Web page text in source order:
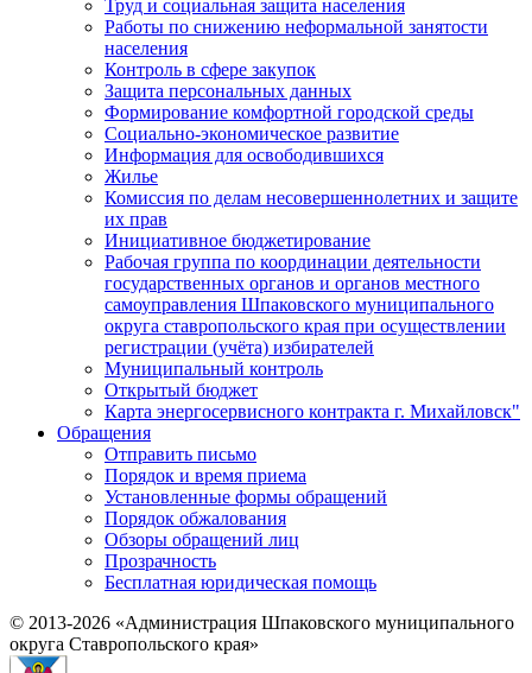
Труд и социальная защита населения
Работы по снижению неформальной занятости
населения
Контроль в сфере закупок
Защита персональных данных
Формирование комфортной городской среды
Социально-экономическое развитие
Информация для освободившихся
Жилье
Комиссия по делам несовершеннолетних и защите
их прав
Инициативное бюджетирование
Рабочая группа по координации деятельности
государственных органов и органов местного
самоуправления Шпаковского муниципального
округа ставропольского края при осуществлении
регистрации (учёта) избирателей
Муниципальный контроль
Открытый бюджет
Карта энергосервисного контракта г. Михайловск"
Обращения
Отправить письмо
Порядок и время приема
Установленные формы обращений
Порядок обжалования
Обзоры обращений лиц
Прозрачность
Бесплатная юридическая помощь
© 2013-2026 «Администрация Шпаковского муниципального
округа Ставропольского края»